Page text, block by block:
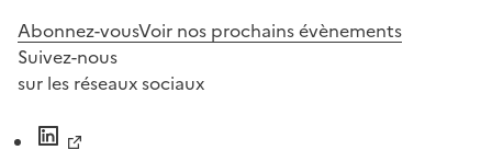
Abonnez-vousVoir nos prochains évènements
Suivez-nous
sur les réseaux sociaux